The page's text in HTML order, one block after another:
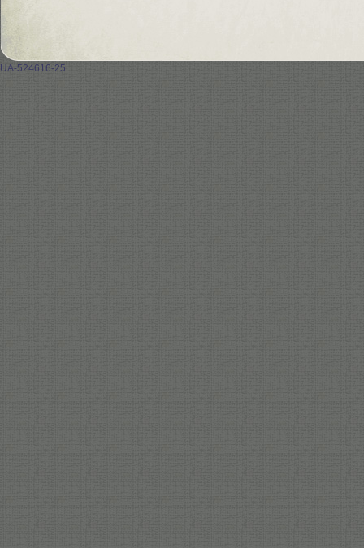
UA-524616-25